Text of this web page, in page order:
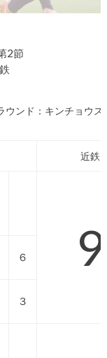
2節
ンド：キンチョウス
近鉄
9
６
３